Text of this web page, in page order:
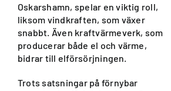
Oskarshamn, spelar en viktig roll,
liksom vindkraften, som växer
snabbt. Även kraftvärmeverk, som
producerar både el och värme,
bidrar till elförsörjningen.
Trots satsningar på förnybar